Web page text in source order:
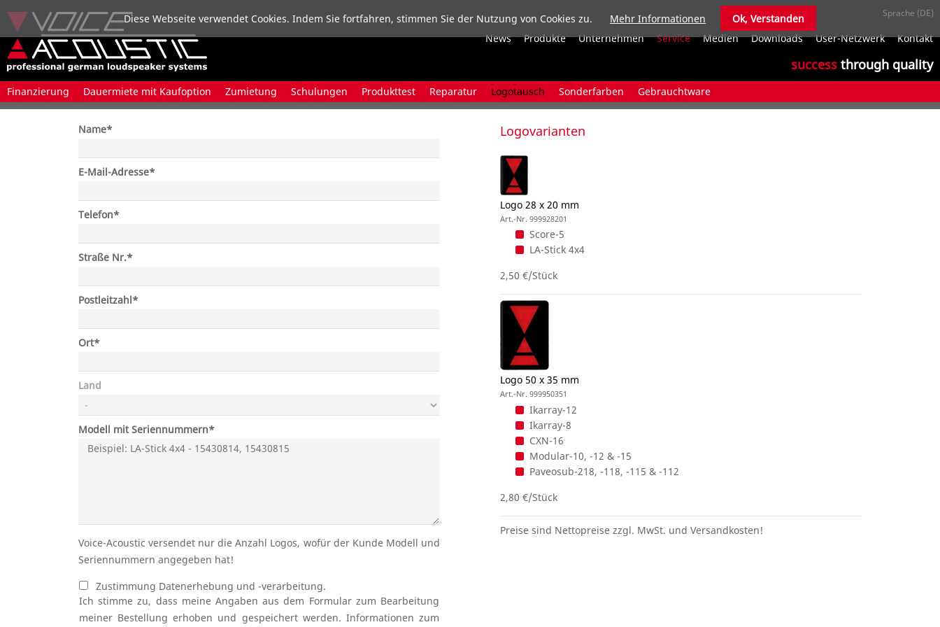
News Produkte Unternehmen Service Medien Downloads User-Netzwerk Kontakt
success through quality
Navigation
überspringen
Finanzierung Dauermiete mit Kaufoption Zumietung Schulungen Produkttest Reparatur Logotausch Sonderfarben Gebrauchtware
Pflichtfeld
Name*
Pflichtfeld
E-Mail-Adresse*
Pflichtfeld
Telefon*
Pflichtfeld
Straße Nr.*
Pflichtfeld
Postleitzahl*
Pflichtfeld
Ort*
Land
Modell mit Seriennummern*
Voice-Acoustic versendet nur die Anzahl Logos, wofür der Kunde Modell und
Seriennummern angegeben hat!
Zustimmung Datenerhebung und -verarbeitung.
Ich stimme zu, dass meine Angaben aus dem Formular zum Bearbeitung
meiner Bestellung erhoben und gespeichert werden. Informationen zum
Logovarianten
Logo 28 x 20 mm
Art.-Nr. 999928201
Score-5
LA-Stick 4x4
2,50 €/Stück
Logo 50 x 35 mm
Art.-Nr. 999950351
Ikarray-12
Ikarray-8
CXN-16
Modular-10, -12 & -15
Paveosub-218, -118, -115 & -112
2,80 €/Stück
Preise sind Nettopreise zzgl. MwSt. und Versandkosten!
Diese Webseite verwendet Cookies. Indem Sie fortfahren, stimmen Sie der Nutzung von Cookies zu. Mehr Informationen Ok, Verstanden